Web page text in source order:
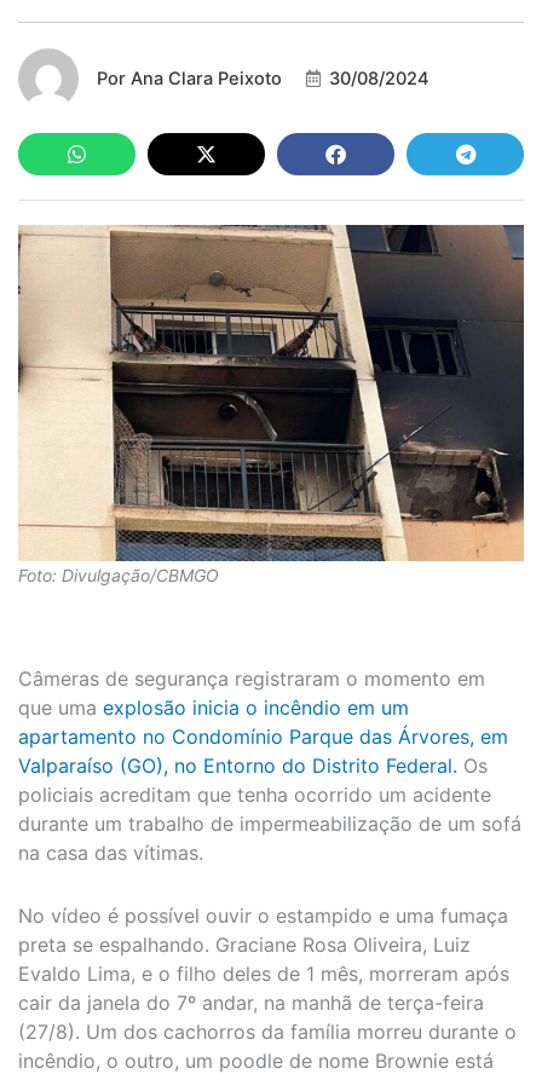
Por Ana Clara Peixoto 30/08/2024
Foto: Divulgação/CBMGO
Câmeras de segurança registraram o momento em
que uma explosão inicia o incêndio em um
apartamento no Condomínio Parque das Árvores, em
Valparaíso (GO), no Entorno do Distrito Federal. Os
policiais acreditam que tenha ocorrido um acidente
durante um trabalho de impermeabilização de um sofá
na casa das vítimas.
No vídeo é possível ouvir o estampido e uma fumaça
preta se espalhando. Graciane Rosa Oliveira, Luiz
Evaldo Lima, e o filho deles de 1 mês, morreram após
cair da janela do 7º andar, na manhã de terça-feira
(27/8). Um dos cachorros da família morreu durante o
incêndio, o outro, um poodle de nome Brownie está